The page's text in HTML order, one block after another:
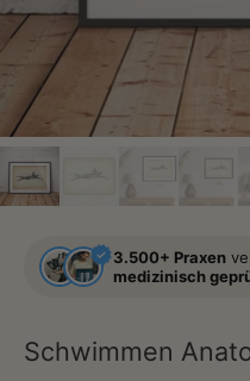
3.500+ Praxen
medizinisch
Schwimmen